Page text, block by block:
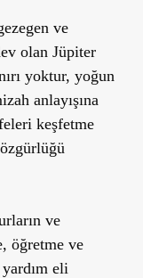
ve
olan Jüpiter
yoktur, yoğun
anlayışına
keşfetme
ve
öğretme ve
eli